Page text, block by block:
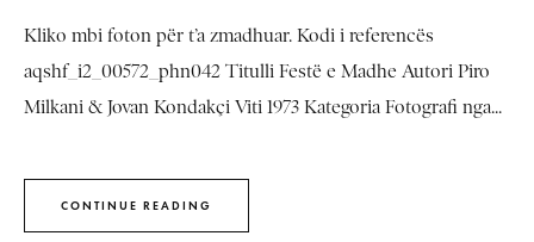
Kliko mbi foton për t’a zmadhuar. Kodi i referencës
aqshf_i2_00572_phn042 Titulli Festë e Madhe Autori Piro
Milkani & Jovan Kondakçi Viti 1973 Kategoria Fotografi nga...
CONTINUE READING